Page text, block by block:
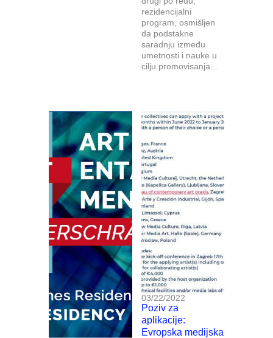
rezidencijalni
program, osmišljen
da podstakne
saradnju između
umetnosti i nauke u
cilju promovisanja...
03/22/2022
Poziv za
aplikacije:
Evropska medijska